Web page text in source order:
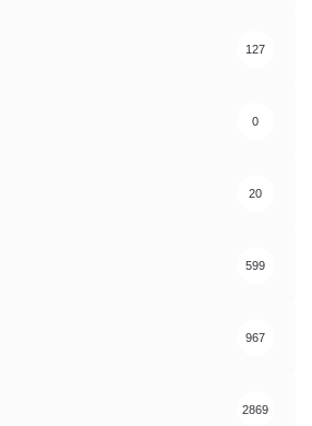
127
0
20
599
967
2869